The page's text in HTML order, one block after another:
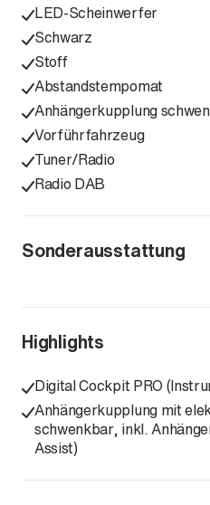
LED-Scheinwerfer
Schwarz
Stoff
Abstandstempomat
Anhängerkupplung
Vorführfahrzeug
Tuner/Radio
Radio DAB
Sonderausstattung
Highlights
Digital Cockpit PRO
Anhängerkupplung mit
schwenkbar, inkl.
Assist)